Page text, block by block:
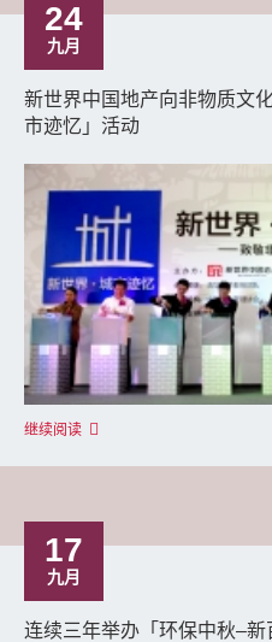
24
九月
新世界中国地产向非物质文
市迹忆」活动
继续阅读
17
九月
连续三年举办「环保中秋–